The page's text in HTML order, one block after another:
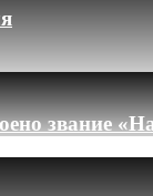
звание